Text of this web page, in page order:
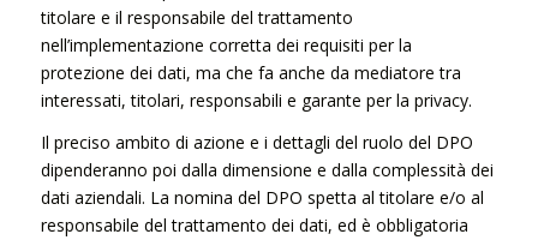
titolare e il responsabile del trattamento
nell’implementazione corretta dei requisiti per la
protezione dei dati, ma che fa anche da mediatore tra
interessati, titolari, responsabili e garante per la privacy.
Il preciso ambito di azione e i dettagli del ruolo del DPO
dipenderanno poi dalla dimensione e dalla complessità dei
dati aziendali. La nomina del DPO spetta al titolare e/o al
responsabile del trattamento dei dati, ed è obbligatoria